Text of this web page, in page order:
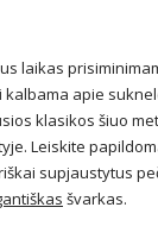
laikas
kalbama apie
klasikos šiuo
Leiskite
supjaustytus
švarkas.